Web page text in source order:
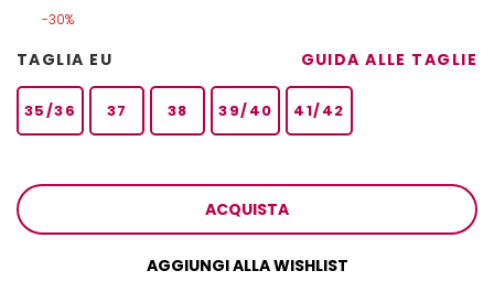
-30%
TAGLIA EU GUIDA ALLE TAGLIE
35/36 37 38 39/40 41/42
ACQUISTA
AGGIUNGI ALLA WISHLIST